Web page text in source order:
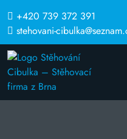
+420 739 372 391
stehovani-